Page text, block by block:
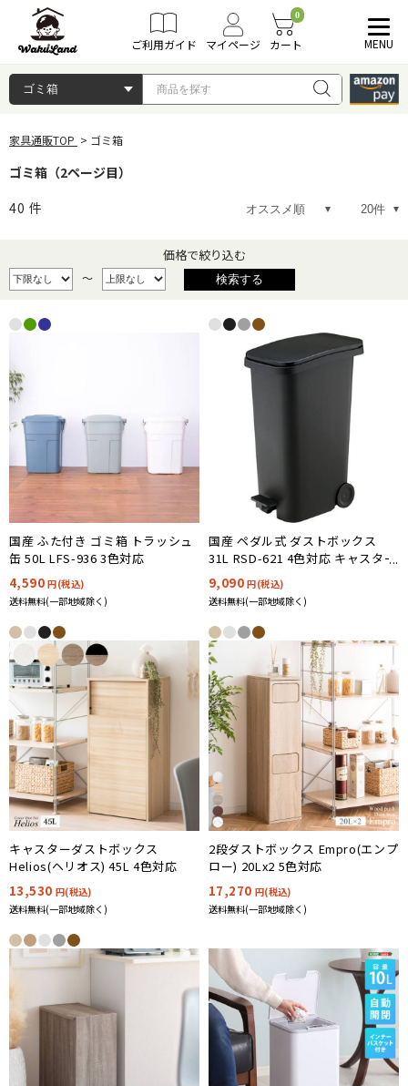
ご利用ガイド マイページ
0
カート MENU
家具通販TOP ゴミ箱
ゴミ箱（2ページ目）
40 件
価格で絞り込む
～
国産 ふた付き ゴミ箱 トラッシュ
缶 50L LFS-936 3色対応
4,590円(税込)
送料無料(一部地域除く)
国産 ペダル式 ダストボックス
31L RSD-621 4色対応 キャスター
付き
9,090円(税込)
送料無料(一部地域除く)
キャスターダストボックス
Helios(ヘリオス) 45L 4色対応
13,530 円(税込)
送料無料(一部地域除く)
2段ダストボックス Empro(エンプ
ロー) 20Lx2 5色対応
17,270 円(税込)
送料無料(一部地域除く)